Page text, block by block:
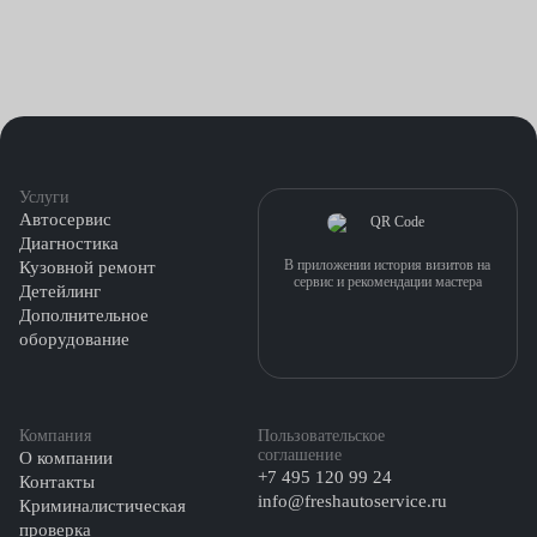
Услуги
Автосервис
Диагностика
Кузовной ремонт
Детейлинг
Дополнительное
оборудование
Компания
О компании
Контакты
Криминалистическая
проверка
Пользовательское
соглашение
+7 495 120 99 24
info@freshautoservice.ru
В приложении история визитов на
сервис и рекомендации мастера